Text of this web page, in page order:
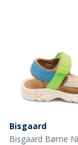
Bisgaard